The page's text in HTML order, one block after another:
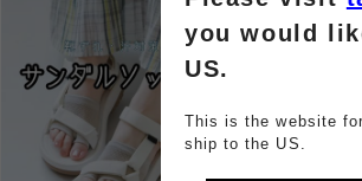
you would
US.
This is the website
ship to the US.